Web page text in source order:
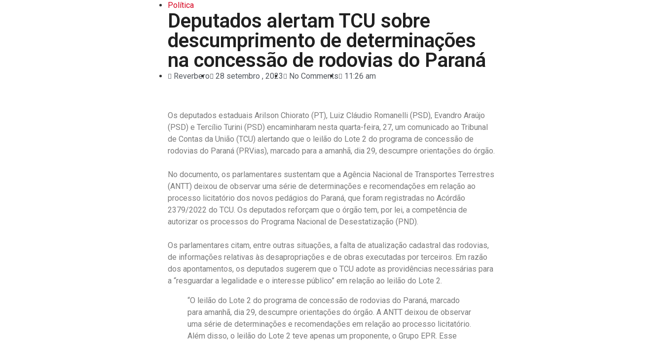
Política
Deputados alertam TCU sobre
descumprimento de determinações
na concessão de rodovias do Paraná
Reverbero 28 setembro , 2023 No Comments 11:26 am
Os deputados estaduais Arilson Chiorato (PT), Luiz Cláudio Romanelli (PSD), Evandro Araújo
(PSD) e Tercílio Turini (PSD) encaminharam nesta quarta-feira, 27, um comunicado ao Tribunal
de Contas da União (TCU) alertando que o leilão do Lote 2 do programa de concessão de
rodovias do Paraná (PRVias), marcado para a amanhã, dia 29, descumpre orientações do órgão.
No documento, os parlamentares sustentam que a Agência Nacional de Transportes Terrestres
(ANTT) deixou de observar uma série de determinações e recomendações em relação ao
processo licitatório dos novos pedágios do Paraná, que foram registradas no Acórdão
2379/2022 do TCU. Os deputados reforçam que o órgão tem, por lei, a competência de
autorizar os processos do Programa Nacional de Desestatização (PND).
Os parlamentares citam, entre outras situações, a falta de atualização cadastral das rodovias,
de informações relativas às desapropriações e de obras executadas por terceiros. Em razão
dos apontamentos, os deputados sugerem que o TCU adote as providências necessárias para
a “resguardar a legalidade e o interesse público” em relação ao leilão do Lote 2.
“O leilão do Lote 2 do programa de concessão de rodovias do Paraná, marcado
para amanhã, dia 29, descumpre orientações do órgão. A ANTT deixou de observar
uma série de determinações e recomendações em relação ao processo licitatório.
Além disso, o leilão do Lote 2 teve apenas um proponente, o Grupo EPR. Esse